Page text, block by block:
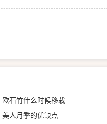
欧石竹什么时候移栽
美人月季的优缺点